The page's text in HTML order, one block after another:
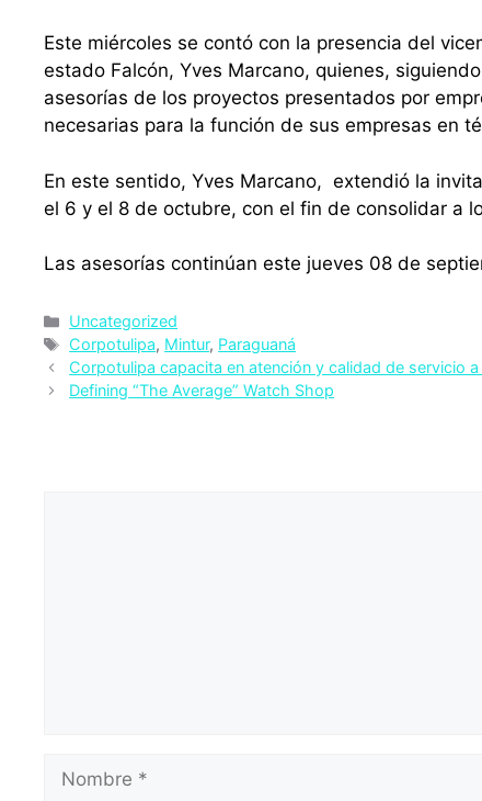
Este miércoles se contó con la presencia del
estado Falcón, Yves Marcano, quienes,
asesorías de los proyectos presentados por
necesarias para la función de sus empresas en
En este sentido, Yves Marcano, extendió la
el 6 y el 8 de octubre, con el fin de consolidar a
Las asesorías continúan este jueves 08 de
Categorías
Uncategorized
Etiquetas
Corpotulipa, Mintur, Paraguaná
Corpotulipa capacita en atención y calidad de servicio
Defining “The Average” Watch Shop